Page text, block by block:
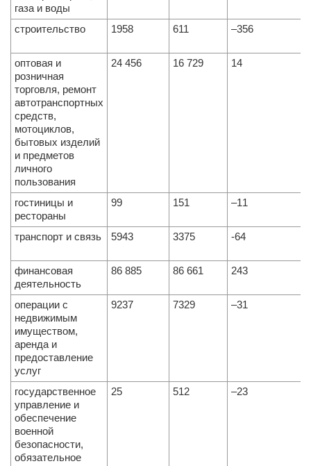
газа и воды
строительство 1958 611 –356
оптовая и
розничная
торговля, ремонт
автотранспортных
средств,
мотоциклов,
бытовых изделий
и предметов
личного
пользования
24 456 16 729 14
гостиницы и
рестораны
99 151 –11
транспорт и связь 5943 3375 -64
финансовая
деятельность
86 885 86 661 243
операции с
недвижимым
имуществом,
аренда и
предоставление
услуг
9237 7329 –31
государственное
управление и
обеспечение
военной
безопасности,
обязательное
25 512 –23